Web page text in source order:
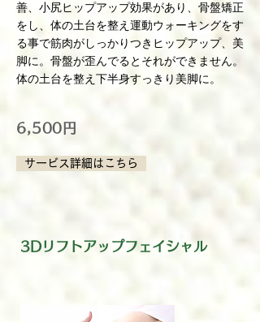
善、小尻ヒップアップ効果があり、骨盤矯正
をし、体の土台を整え運動ウォーキングをす
る事で筋肉がしっかりつきヒップアップ、美
脚に。骨盤が歪んでるとそれができません。
体の土台を整え下半身すっきり美脚に。
6,500円
サービス詳細はこちら
3Dリフトアップフェイシャル